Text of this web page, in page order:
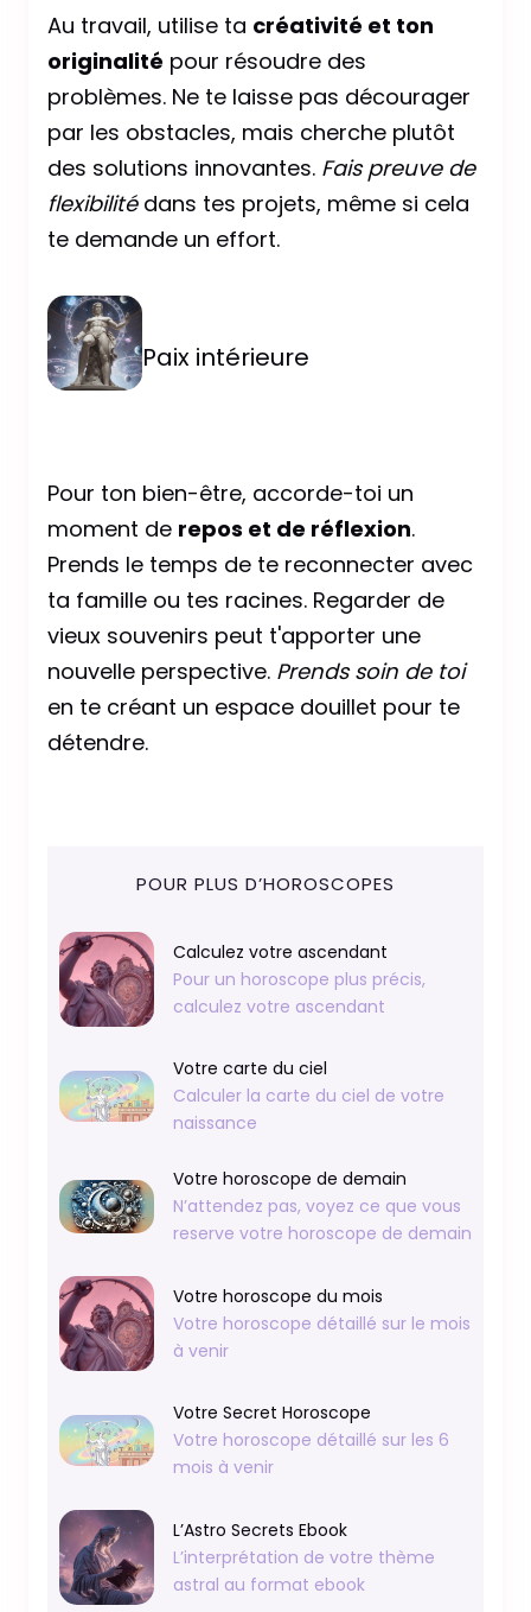
Au travail, utilise ta créativité et ton
originalité pour résoudre des
problèmes. Ne te laisse pas décourager
par les obstacles, mais cherche plutôt
des solutions innovantes. Fais preuve de
flexibilitédans tes projets, même si cela
te demande un effort.
Paix intérieure
Pour ton bien-être, accorde-toi un
moment de repos et de réflexion.
Prends le temps de te reconnecter avec
ta famille ou tes racines. Regarder de
vieux souvenirs peut t'apporter une
nouvelle perspective. Prends soin de toi
en te créant un espace douillet pour te
détendre.
POUR PLUS D’HOROSCOPES
Calculez votre ascendant
Pour un horoscope plus précis,
calculez votre ascendant
Votre carte du ciel
Calculer la carte du ciel de votre
naissance
Votre horoscope de demain
N’attendez pas, voyez ce que vous
reserve votre horoscope de demain
Votre horoscope du mois
Votre horoscope détaillé sur le mois
à venir
Votre Secret Horoscope
Votre horoscope détaillé sur les 6
mois à venir
L’Astro Secrets Ebook
L’interprétation de votre thème
astral au format ebook